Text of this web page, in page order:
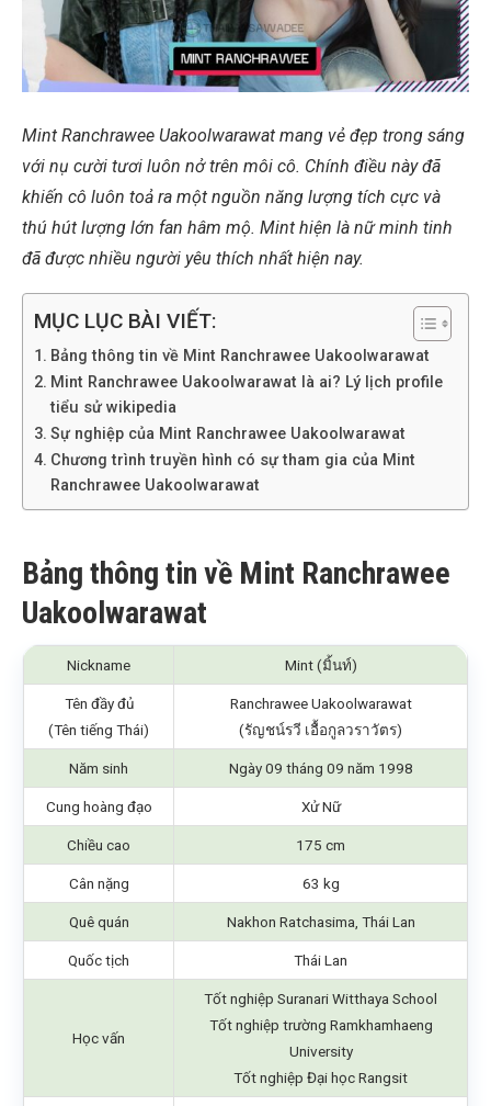
Mint Ranchrawee Uakoolwarawat mang vẻ đẹp trong sáng
với nụ cười tươi luôn nở trên môi cô. Chính điều này đã
khiến cô luôn toả ra một nguồn năng lượng tích cực và
thú hút lượng lớn fan hâm mộ. Mint hiện là nữ minh tinh
đã được nhiều người yêu thích nhất hiện nay.
MỤC LỤC BÀI VIẾT:
Bảng thông tin về Mint Ranchrawee Uakoolwarawat
Mint Ranchrawee Uakoolwarawat là ai? Lý lịch profile
tiểu sử wikipedia
Sự nghiệp của Mint Ranchrawee Uakoolwarawat
Chương trình truyền hình có sự tham gia của Mint
Ranchrawee Uakoolwarawat
Bảng thông tin về Mint Ranchrawee
Uakoolwarawat
Nickname Mint (มิ้นท์)
Tên đầy đủ
(Tên tiếng Thái)
Ranchrawee Uakoolwarawat
(รัญชน์รวี เอื้อกูลวราวัตร)
Năm sinh Ngày 09 tháng 09 năm 1998
Cung hoàng đạo Xử Nữ
Chiều cao 175 cm
Cân nặng 63 kg
Quê quán Nakhon Ratchasima, Thái Lan
Quốc tịch Thái Lan
Học vấn
Tốt nghiệp Suranari Witthaya School
Tốt nghiệp trường Ramkhamhaeng
University
Tốt nghiệp Đại học Rangsit